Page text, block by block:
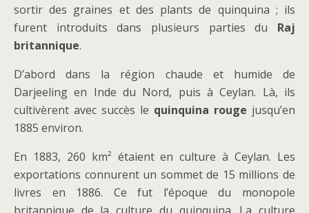
sortir des graines et des plants de quinquina ; ils
furent introduits dans plusieurs parties du Raj
britannique.
D’abord dans la région chaude et humide de
Darjeeling en Inde du Nord, puis à Ceylan. Là, ils
cultivèrent avec succès le quinquina rouge jusqu’en
1885 environ.
En 1883, 260 km² étaient en culture à Ceylan. Les
exportations connurent un sommet de 15 millions de
livres en 1886. Ce fut l’époque du monopole